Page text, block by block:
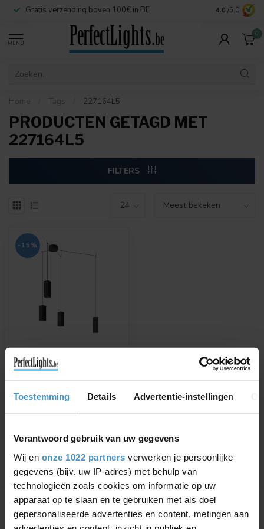
Toestemming Details Advertentie-instellingen
Verantwoord gebruik van uw gegevens
Wij en onze 1022 partners verwerken je persoonlijke
gegevens (bijv. uw IP-adres) met behulp van
technologieën zoals cookies om informatie op uw
apparaat op te slaan en te gebruiken met als doel
gepersonaliseerde advertenties en content, metingen aan
Gratis verzending boven 100€ in BE Veilige
4.0 /5.0
MENU
0
Home Tags 227164L5
PRODUCTEN GETAGD MET
227164L5
FILTERS
-15%
HANGLAMP BOX MULTI
2.0 LED
koper - geborsteld
€195,83
Toon1-1van 1